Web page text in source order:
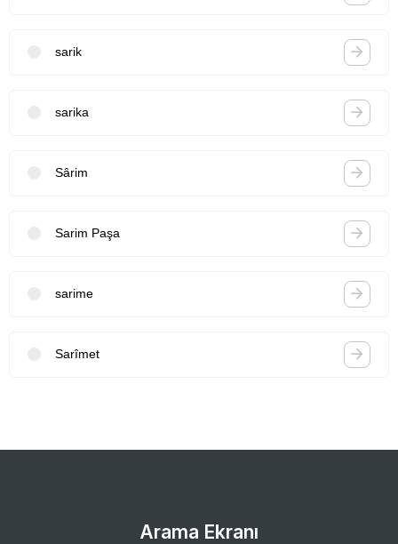
sarik
sarika
Sârim
Sarim Paşa
sarime
Sarîmet
Arama Ekranı